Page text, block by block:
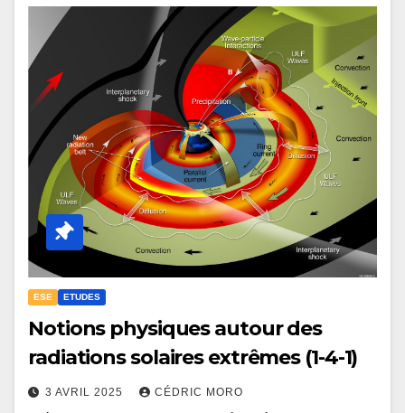
ESE ETUDES
Notions physiques autour des
radiations solaires extrêmes (1-4-1)
3 AVRIL 2025 CÉDRIC MORO